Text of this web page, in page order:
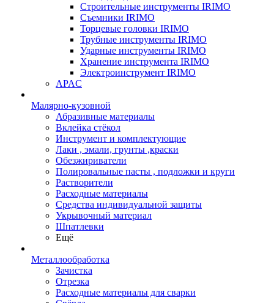
Строительные инструменты IRIMO
Съемники IRIMO
Торцевые головки IRIMO
Трубные инструменты IRIMO
Ударные инструменты IRIMO
Хранение инструмента IRIMO
Электроинструмент IRIMO
APAC
Малярно-кузовной
Абразивные материалы
Вклейка стёкол
Инструмент и комплектующие
Лаки , эмали, грунты ,краски
Обезжириватели
Полировальные пасты , подложки и круги
Растворители
Расходные материалы
Средства индивидуальной защиты
Укрывочный материал
Шпатлевки
Ещё
Металлообработка
Зачистка
Отрезка
Расходные материалы для сварки